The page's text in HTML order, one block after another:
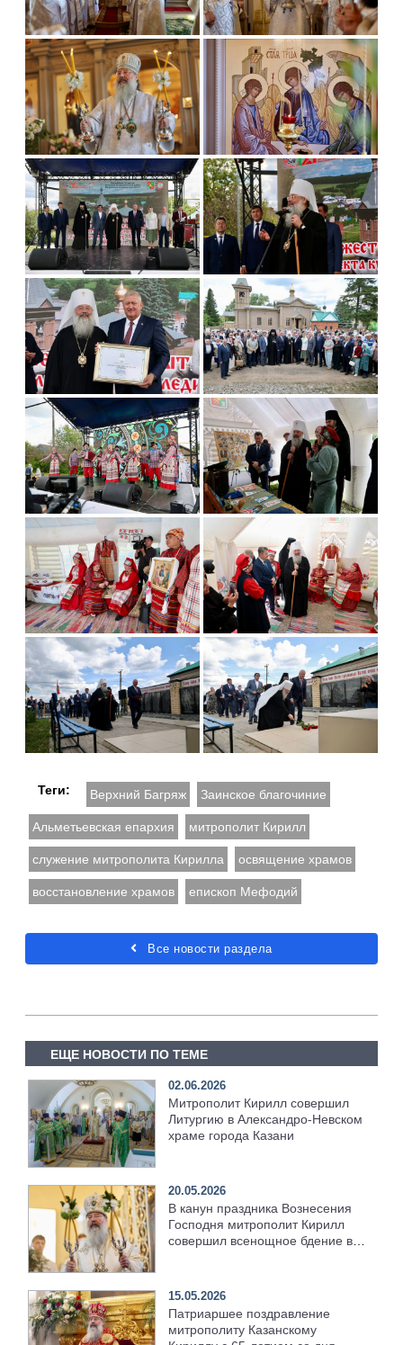
Теги: Верхний Багряж Заинское благочиние
Альметьевская епархия митрополит Кирилл
служение митрополита Кирилла освящение храмов
восстановление храмов епископ Мефодий
Все новости раздела
ЕЩЕ НОВОСТИ ПО ТЕМЕ
02.06.2026
Митрополит Кирилл совершил
Литургию в Александро-Невском
храме города Казани
20.05.2026
В канун праздника Вознесения
Господня митрополит Кирилл
совершил всенощное бдение в
15.05.2026
Патриаршее поздравление
митрополиту Казанскому